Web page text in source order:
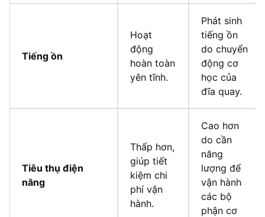
Tiếng ồn
Hoạt
động
hoàn toàn
yên tĩnh.
Phát sinh
tiếng ồn
do chuyển
động cơ
học của
đĩa quay.
Tiêu thụ điện
năng
Thấp hơn,
giúp tiết
kiệm chi
phí vận
hành.
Cao hơn
do cần
năng
lượng để
vận hành
các bộ
phận cơ